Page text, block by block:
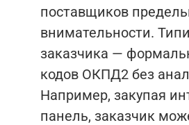
поставщиков
внимательности.
заказчика —
кодов ОКПД2 без
Например, закупая
панель, заказчик